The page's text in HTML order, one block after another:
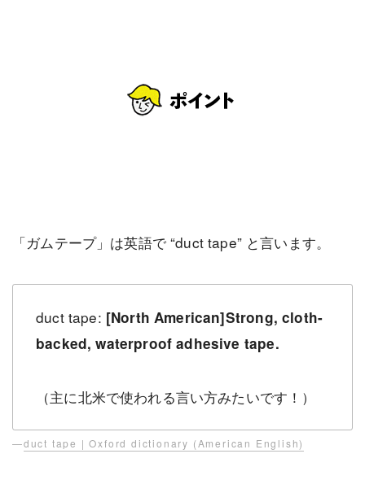
「ガムテープ」は英語で “duct tape” と言います。
duct tape: [North American]Strong, cloth-
backed, waterproof adhesive tape.
（主に北米で使われる言い方みたいです！）
—duct tape | Oxford dictionary (American English)